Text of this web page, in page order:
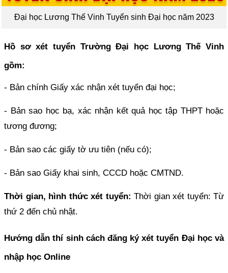
Đại học Lương Thế Vinh Tuyển sinh Đại học năm 2023
Hồ sơ xét tuyển Trường Đại học Lương Thế Vinh
gồm:
- Bản chính Giấy xác nhận xét tuyển đại học;
- Bản sao học bạ, xác nhận kết quả học tập THPT hoặc
tương đương;
- Bản sao các giấy tờ ưu tiên (nếu có);
- Bản sao Giấy khai sinh, CCCD hoặc CMTND.
Thời gian, hình thức xét tuyển: Thời gian xét tuyển: Từ
thứ 2 đến chủ nhật.
Hướng dẫn thí sinh cách đăng ký xét tuyển Đại học và
nhập học Online